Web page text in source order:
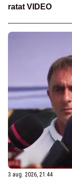
ratat VIDEO
3 aug. 2026, 21:44